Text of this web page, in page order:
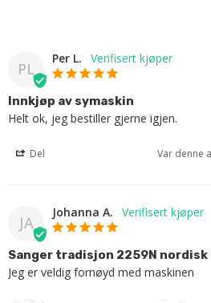
PL
Per L.
Innkjøp av symaskin
Helt ok, jeg bestiller gjerne igjen.
Del Var denne
JA
Johanna A.
Sanger tradisjon 2259N nordisk
Jeg er veldig fornøyd med maskinen